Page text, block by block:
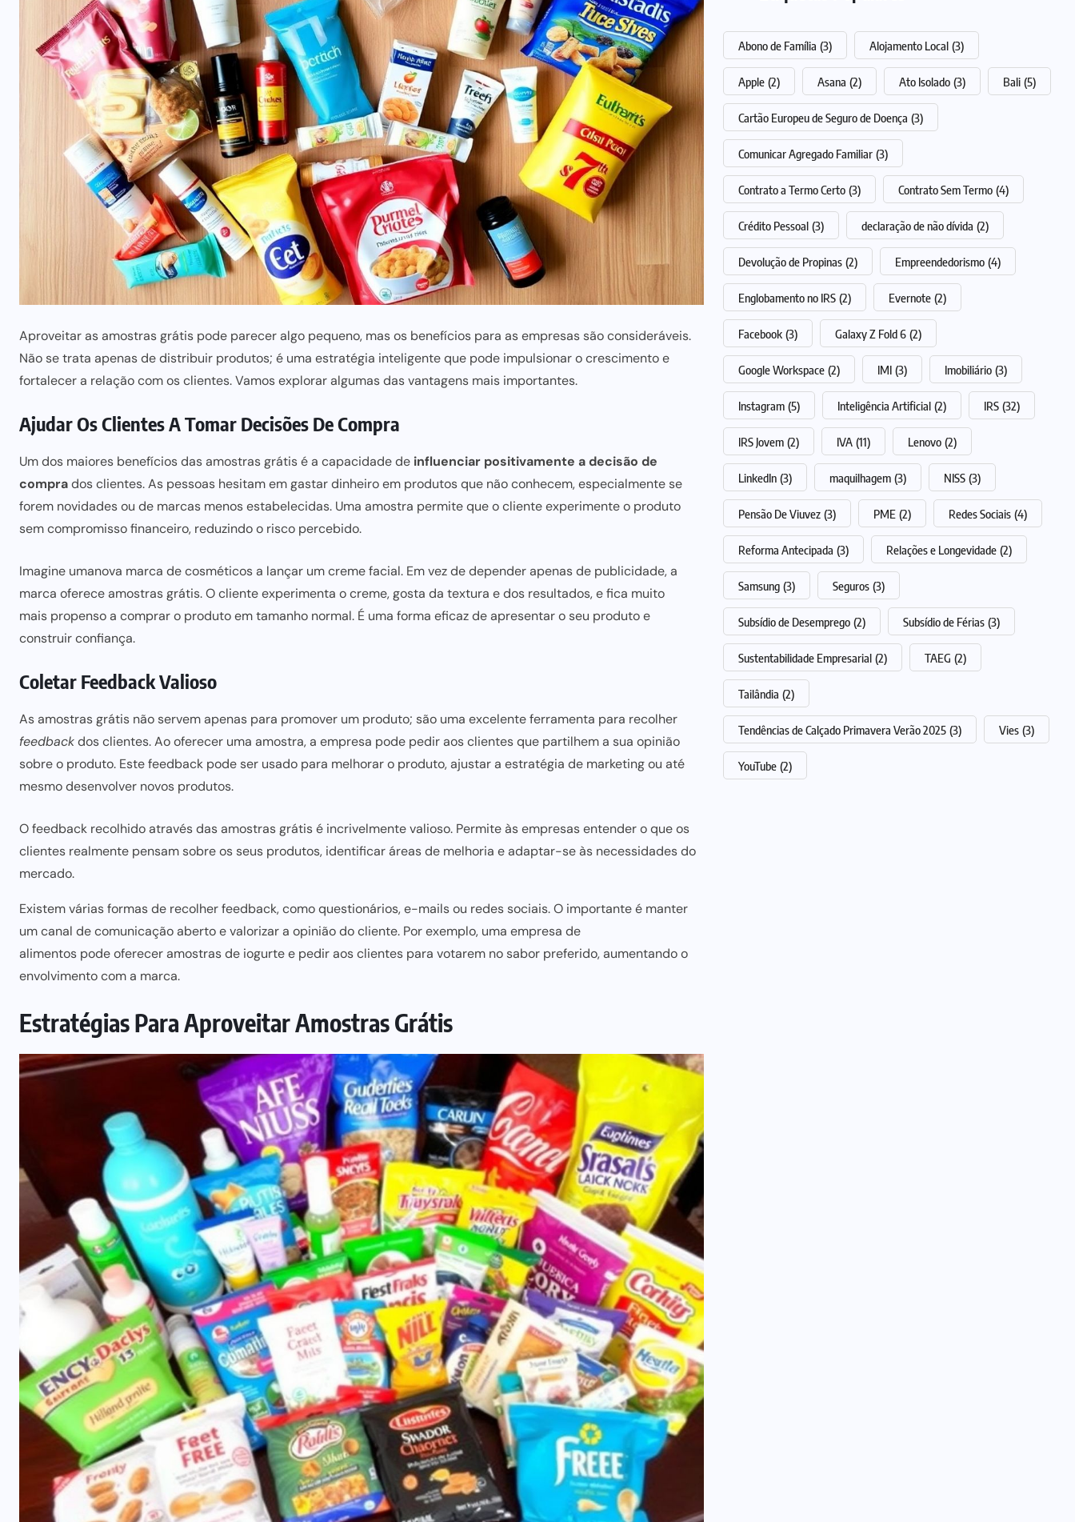
Aproveitar as amostras grátis pode parecer algo pequeno, mas os benefícios para as empresas são consideráveis.
Não se trata apenas de distribuir produtos; é uma estratégia inteligente que pode impulsionar o crescimento e
fortalecer a relação com os clientes. Vamos explorar algumas das vantagens mais importantes.
Ajudar Os Clientes A Tomar Decisões De Compra
Um dos maiores benefíciosdas amostras grátis é a capacidade de influenciar positivamente a decisão de
comprados clientes. As pessoas hesitam em gastar dinheiro em produtos que não conhecem, especialmente se
forem novidades ou de marcas menos estabelecidas. Uma amostra permite que o cliente experimente o produto
sem compromisso financeiro, reduzindo o risco percebido.
Imagine umanova marca de cosméticos a lançar um creme facial. Em vez de depender apenas de publicidade, a
marca oferece amostras grátis. O cliente experimenta o creme, gosta da textura e dos resultados, e fica muito
mais propenso a compraro produto em tamanho normal. É uma forma eficaz deapresentar o seu produtoe
construir confiança.
Coletar Feedback Valioso
As amostras grátis não servem apenas para promover um produto; são uma excelente ferramenta para recolher
feedbackdos clientes. Ao oferecer uma amostra, a empresa pode pediraos clientes que partilhem a sua opinião
sobre o produto. Este feedback pode ser usado para melhoraro produto, ajustar a estratégia de marketing ou até
mesmo desenvolver novos produtos.
O feedback recolhido através das amostras grátis é incrivelmente valioso. Permite às empresas entender o que os
clientes realmente pensam sobre os seus produtos, identificar áreas de melhoria e adaptar-se às necessidades do
mercado.
Existem várias formas de recolher feedback, como questionários, e-mails ou redes sociais. O importante é manter
um canal de comunicação aberto e valorizar a opinião do cliente. Por exemplo, uma empresa de
alimentos pode oferecer amostras de iogurte e pediraos clientes para votarem no sabor preferido, aumentando o
envolvimento com a marca.
Estratégias Para Aproveitar Amostras Grátis
Abono de Família (3) Alojamento Local (3)
Apple (2) Asana (2) Ato Isolado (3) Bali (5)
Cartão Europeu de Seguro de Doença (3)
Comunicar Agregado Familiar (3)
Contrato a Termo Certo (3) Contrato Sem Termo (4)
Crédito Pessoal (3) declaração de não dívida (2)
Devolução de Propinas (2) Empreendedorismo (4)
Englobamento no IRS (2) Evernote (2)
Facebook (3) Galaxy Z Fold 6 (2)
Google Workspace (2) IMI (3) Imobiliário (3)
Instagram (5) Inteligência Artificial (2) IRS (32)
IRS Jovem (2) IVA (11) Lenovo (2)
LinkedIn (3) maquilhagem (3) NISS (3)
Pensão De Viuvez (3) PME (2) Redes Sociais (4)
Reforma Antecipada (3) Relações e Longevidade (2)
Samsung (3) Seguros (3)
Subsídio de Desemprego (2) Subsídio de Férias (3)
Sustentabilidade Empresarial (2) TAEG (2)
Tailândia (2)
Tendências de Calçado Primavera Verão 2025 (3) Vies (3)
YouTube (2)